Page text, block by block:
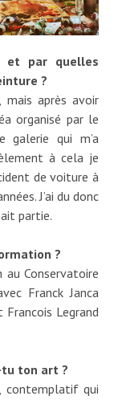
et par quelles
?
après avoir
organisé par le
galerie qui m’a
à cela je
de voiture à
J’ai du donc
partie.
?
au Conservatoire
Franck Janca
Legrand
tu ton art ?
contemplatif qui